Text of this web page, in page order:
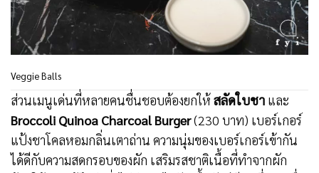
Veggie Balls
ส่วนเมนูเด่นที่หลายคนชื่นชอบต้องยกให้สลัดใบชา และ
Broccoli Quinoa Charcoal Burger(230 บาท) เบอร์เกอร์
แป้งชาโคลหอมกลิ่นเตาถ่าน ความนุ่มของเบอร์เกอร์เข้ากัน
ได้ดีกับความสดกรอบของผัก เสริมรสชาติเนื้อที่ทำจากผัก